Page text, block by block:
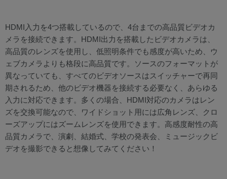
HDMI入力を4つ搭載しているので、4台までの高品質ビデオカ
メラを接続できます。HDMI出力を搭載したビデオカメラは、
高品質のレンズを使用し、低照明条件でも感度が高いため、ウ
ェブカメラよりも格段に高品質です。ソースのフォーマットが
異なっていても、すべてのビデオソースはスイッチャーで再同
期されるため、他のビデオ機器を接続する必要なく、あらゆる
入力に対応できます。多くの場合、HDMI対応のカメラはレン
ズを交換可能なので、ワイドショット用には広角レンズ、クロ
ーズアップにはズームレンズを使用できます。高感度耐性の高
品質カメラで、演劇、結婚式、学校の発表会、ミュージックビ
デオを撮影できると想像してみてください！